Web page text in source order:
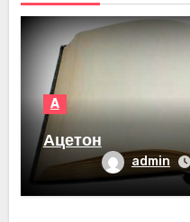
А
Ацетон
admin